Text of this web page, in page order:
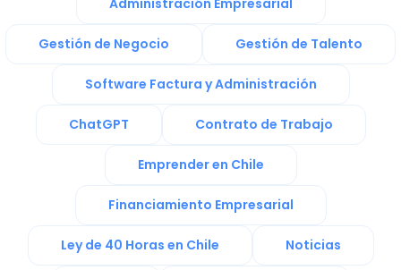
Administración Empresarial
Gestión de Negocio Gestión de Talento
Software Factura y Administración
ChatGPT Contrato de Trabajo
Emprender en Chile
Financiamiento Empresarial
Ley de 40 Horas en Chile Noticias